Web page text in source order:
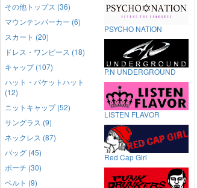
その他トップス (36)
マウンテンパーカー (6)
スカート (20)
ドレス・ワンピース (18)
キャップ (107)
ハット・バケットハット
(12)
ニットキャップ (52)
サングラス (9)
ネックレス (87)
バッグ (45)
ポーチ (30)
ベルト (9)
PSYCHO NATION
P.N UNDERGROUND
LISTEN FLAVOR
Red Cap Girl